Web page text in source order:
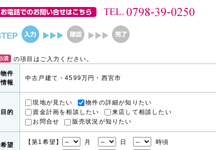
の項目はご入力ください。
物件
情報
中古戸建て・4599万円・西宮市
目的
現地が見たい
物件の詳細が知りたい
資金計画を相談したい
来店して相談したい
お問合せ
販売状況が知りたい
希望
【第1希望】 月 日
時頃